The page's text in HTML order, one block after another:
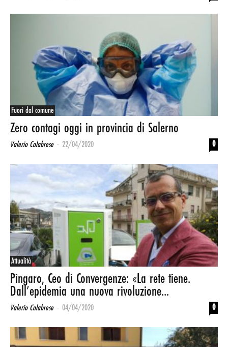
Fuori dal comune
Zero contagi oggi in provincia di Salerno
Valerio Calabrese - 22/04/2020 0
Attualità
Pingaro, Ceo di Convergenze: «La rete tiene.
Dall’epidemia una nuova rivoluzione...
Valerio Calabrese - 04/04/2020 0